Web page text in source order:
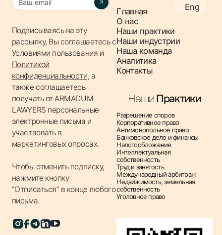
✔ Консультации по вопросам недвижимости –
анализ правовых рисков, связанных с покупкой,
продажей, арендой и управлением
недвижимостью.
✔ Оформление сделок с недвижимостью –
правовое сопровождение сделок купли-продажи,
аренды, ипотеки, подготовка необходимой
документации.
✔ Регистрация прав на недвижимость – помощь в
регистрации прав собственности, их изменения, а
также получении выписок из реестра.
✔ Земельные споры – представительство
интересов клиентов по спорам с государственными
органами, соседями и другими сторонами,
касающимися земельных участков.
✔ Аудит прав на недвижимость – проверка
истории прав собственности.
Eng
Подписываясь на эту
рассылку, Вы соглашаетесь с
Условиями пользования и
Политикой
конфиденциальности, а
также соглашаетесь
получать от ARMADUM
LAWYERS персональные
электронные письма и
участвовать в
маркетинговых опросах.
Чтобы отменить подписку,
нажмите кнопку
“Отписаться” в конце любого
письма.
Главная
О нас
Наши практики
Наши индустрии
Наша команда
Аналитика
Контакты
НашиПрактики
Разрешение споров
Корпоративное право
Антимонопольное право
Банковское дело и финансы
Налогообложение
Интеллектуальная
собственность
Труд и занятость
Международный арбитраж
Недвижимость, земельная
собственность
Уголовное право